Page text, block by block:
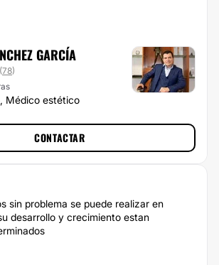
GARCÍA
(78)
Médico estético
CONTACTAR
sin problema se puede realizar en
desarrollo y crecimiento estan